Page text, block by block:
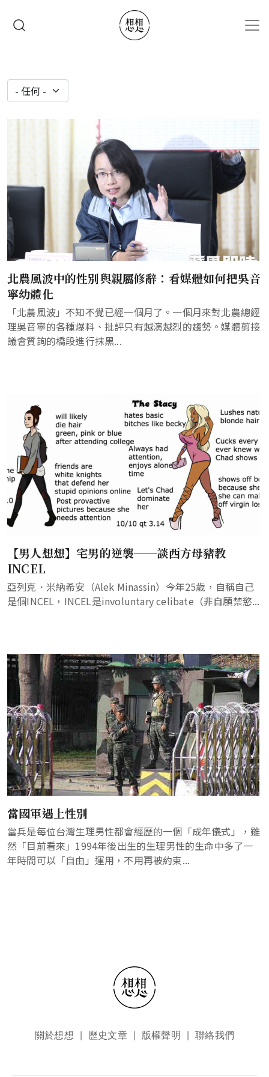
北農風波中的性別與親屬修辭：看媒體如何把吳音
寧幼體化
「北農風波」不知不覺已經一個月了。一個月來對北農總經
理吳音寧的各種爆料、批評只有越演越烈的趨勢。媒體剪接
議會質詢的橋段進行抹黑...
【男人想想】宅男的逆襲──談西方母豬教
INCEL
亞列克．米納希安（Alek Minassin）今年25歲，自稱自己
是個INCEL，INCEL是involuntary celibate（非自願禁慾...
當國軍遇上性別
當兵是每位台灣生理男性都會經歷的一個「成年儀式」，雖
然「目前看來」1994年後出生的生理男性的生命中多了一
年時間可以「自由」運用，不用再被約束...
頁尾選單關於想想 歷史文章 版權聲明 聯絡我們